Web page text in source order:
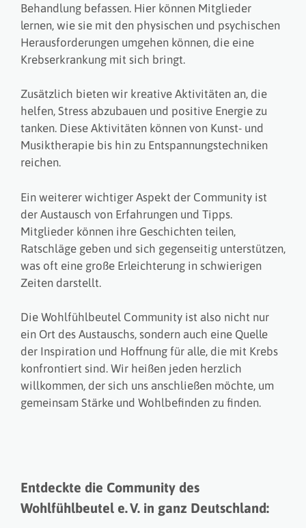
Behandlung befassen. Hier können Mitglieder
lernen, wie sie mit den physischen und psychischen
Herausforderungen umgehen können, die eine
Krebserkrankung mit sich bringt.
Zusätzlich bieten wir kreative Aktivitäten an, die
helfen, Stress abzubauen und positive Energie zu
tanken. Diese Aktivitäten können von Kunst- und
Musiktherapie bis hin zu Entspannungstechniken
reichen.
Ein weiterer wichtiger Aspekt der Community ist
der Austausch von Erfahrungen und Tipps.
Mitglieder können ihre Geschichten teilen,
Ratschläge geben und sich gegenseitig unterstützen,
was oft eine große Erleichterung in schwierigen
Zeiten darstellt.
Die Wohlfühlbeutel Community ist also nicht nur
ein Ort des Austauschs, sondern auch eine Quelle
der Inspiration und Hoffnung für alle, die mit Krebs
konfrontiert sind. Wir heißen jeden herzlich
willkommen, der sich uns anschließen möchte, um
gemeinsam Stärke und Wohlbefinden zu finden.
Entdeckte die Community des
Wohlfühlbeutel e. V. in ganz Deutschland: